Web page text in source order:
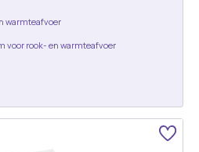
warmteafvoer
voor rook- en warmteafvoer